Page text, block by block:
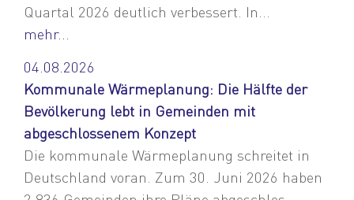
Quartal 2026 deutlich verbessert. In...
mehr...
04.08.2026
Kommunale Wärmeplanung: Die Hälfte der
Bevölkerung lebt in Gemeinden mit
abgeschlossenem Konzept
Die kommunale Wärmeplanung schreitet in
Deutschland voran. Zum 30. Juni 2026 haben